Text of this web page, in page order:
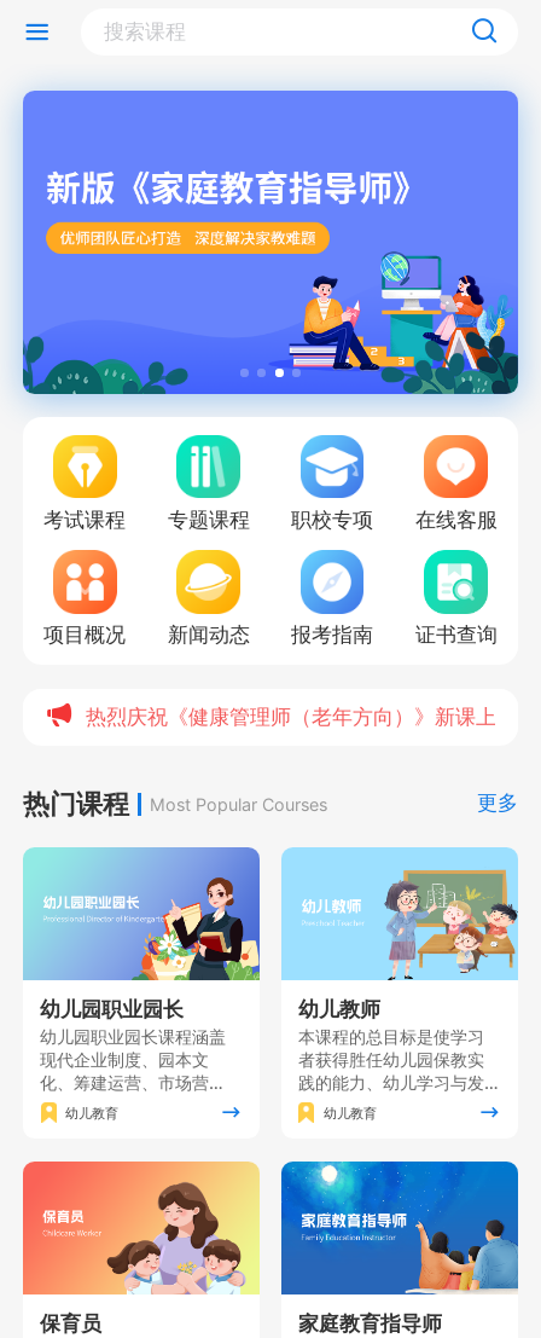
考试课程 专题课程 职校专项 在线客服
项目概况 新闻动态 报考指南 证书查询
热烈庆祝《健康管理师（老年方向）》新课上线
热门课程 Most Popular Courses 更多
幼儿园职业园长
幼儿园职业园长课程涵盖
现代企业制度、园本文
化、筹建运营、市场营
销、园长职业素质、课程
创新及资源分析等关键知
维的职业园长，为幼儿园
的发展提供全方位指导与
支持。
幼儿教育
幼儿教师
本课程的总目标是使学习
者获得胜任幼儿园保教实
践的能力、幼儿学习与发
展的研究能力自我发展的
能力，并树立“师德为先、
童为本”的教育理念。主要
面向准备从事幼儿园、托
育机构、学前文教公司等
工作的个人和单位员工。
幼儿教育
保育员 家庭教育指导师